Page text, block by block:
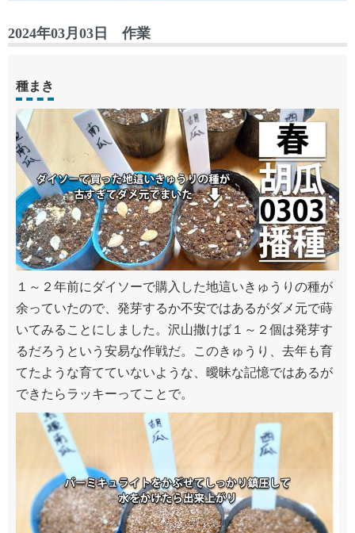
2024年03月03日 作業
種まき
１～２年前にダイソーで購入した地這いきゅうりの種が
余っていたので、発芽するか不安ではあるがダメ元で蒔
いてみることにしました。沢山撒けば１～２個は発芽す
るだろうという安易な作戦だ。このきゅうり、去年も育
てたような育てていないような、曖昧な記憶ではあるが
できたらラッキーってことで。